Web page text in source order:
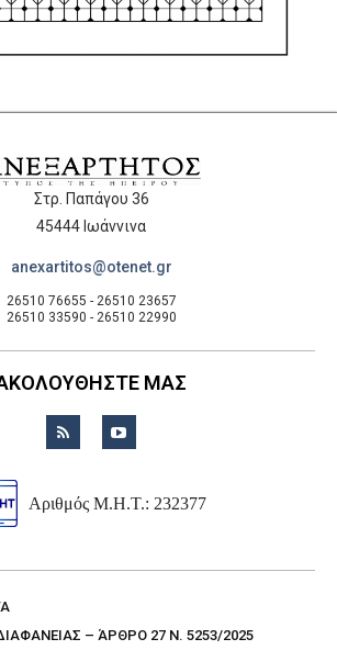
Στρ. Παπάγου 36
45444 Ιωάννινα
anexartitos@otenet.gr
26510 76655 - 26510 23657
26510 33590 - 26510 22990
ΜΑΣ
Αριθμός Μ.Η.Τ.: 232377
– ΆΡΘΡΟ 27 Ν. 5253/2025